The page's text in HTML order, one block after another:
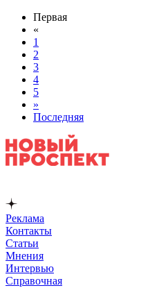
Первая
«
1
2
3
4
5
»
Последняя
Реклама
Контакты
Статьи
Мнения
Интервью
Справочная